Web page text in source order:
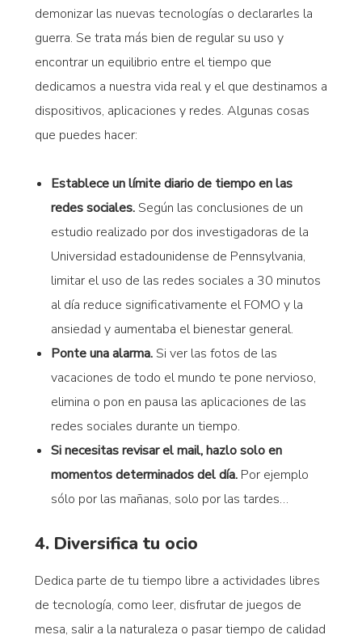
demonizar las nuevas tecnologías o declararles la
guerra. Se trata más bien de regular su uso y
encontrar un equilibrio entre el tiempo que
dedicamos a nuestra vida real y el que destinamos a
dispositivos, aplicaciones y redes. Algunas cosas
que puedes hacer:
Establece un límite diario de tiempo en las
redes sociales.Según las conclusiones de un
estudio realizado por dos investigadoras de la
Universidad estadounidense de Pennsylvania,
limitar el uso de las redes sociales a 30 minutos
al día reduce significativamente el FOMO y la
ansiedad y aumentaba el bienestar general.
Ponte una alarma.Si ver las fotos de las
vacaciones de todo el mundo te pone nervioso,
elimina o pon en pausa las aplicaciones de las
redes sociales durante un tiempo.
Si necesitas revisar el mail, hazlo solo en
momentos determinados del día.Por ejemplo
sólo por las mañanas, solo por las tardes…
4. Diversifica tu ocio
Dedica parte de tu tiempo libre a actividades libres
de tecnología, como leer, disfrutar de juegos de
mesa, salir a la naturaleza o pasar tiempo de calidad